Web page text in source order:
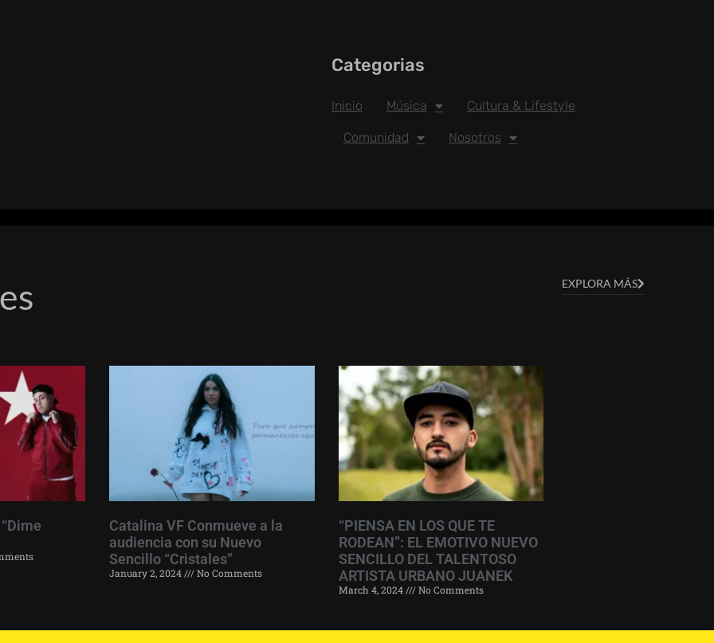
Categorias
Inicio Música Cultura & Lifestyle
Comunidad Nosotros
EXPLORA MÁS
Catalina VF Conmueve a la
audiencia con su Nuevo
Sencillo “Cristales”
January 2, 2024 No Comments
“PIENSA EN LOS QUE TE
RODEAN”: EL EMOTIVO NUEVO
SENCILLO DEL TALENTOSO
ARTISTA URBANO JUANEK
March 4, 2024 No Comments